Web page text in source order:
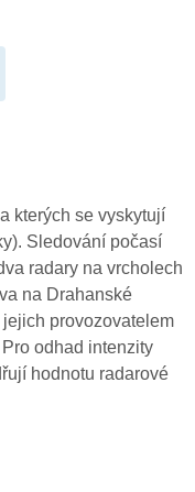
kterých se vyskytují
Sledování počasí
radary na vrcholech
na Drahanské
provozovatelem
odhad intenzity
hodnotu radarové